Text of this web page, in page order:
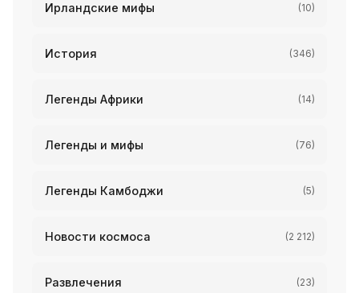
Ирландские мифы (10)
История (346)
Легенды Африки (14)
Легенды и мифы (76)
Легенды Камбоджи (5)
Новости космоса (2 212)
Развлечения (23)